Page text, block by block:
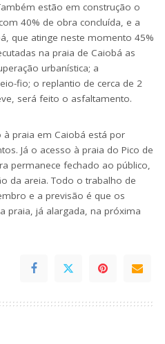
estão em construção o
40% de obra concluída, e a
que atinge neste momento 45%
na praia de Caiobá as
urbanística; a
fio; o replantio de cerca de 2
será feito o asfaltamento.
praia em Caiobá está por
Já o acesso à praia do Pico de
permanece fechado ao público,
da areia. Todo o trabalho de
e a previsão é que os
praia, já alargada, na próxima